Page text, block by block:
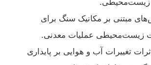
مبتنی بر مکانیک سنگ برای
زیست‌محیطی عملیات معدنی.
تغییرات آب و هوایی بر پایداری